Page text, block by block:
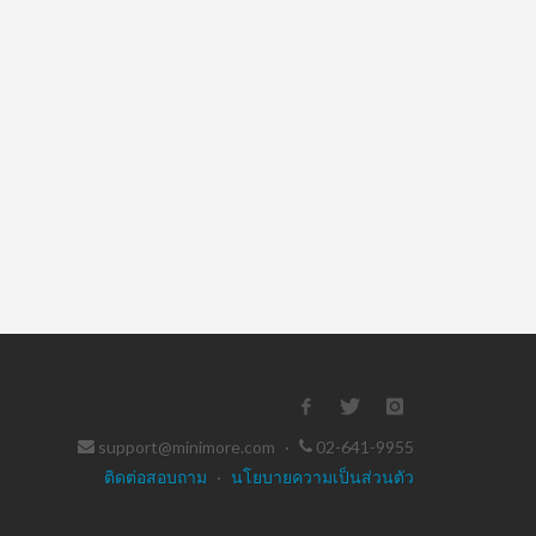
support@minimore.com ·
02-641-9955
ติดต่อสอบถาม · นโยบายความเป็นส่วนตัว